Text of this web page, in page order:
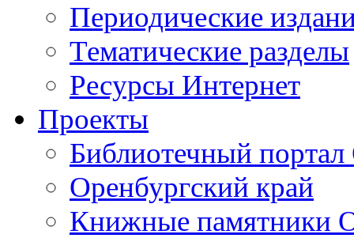
Периодические
Тематические разделы
Ресурсы Интернет
Проекты
Библиотечный портал
Оренбургский край
Книжные памятники